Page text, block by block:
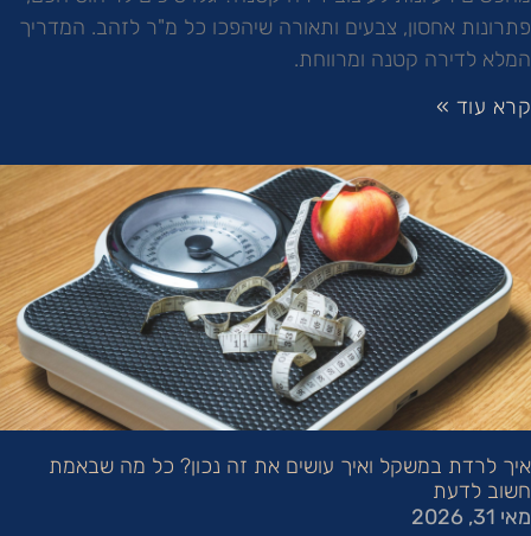
פתרונות אחסון, צבעים ותאורה שיהפכו כל מ"ר לזהב. המדריך
המלא לדירה קטנה ומרווחת.
קרא עוד »
איך לרדת במשקל ואיך עושים את זה נכון? כל מה שבאמת
חשוב לדעת
מאי 31, 2026